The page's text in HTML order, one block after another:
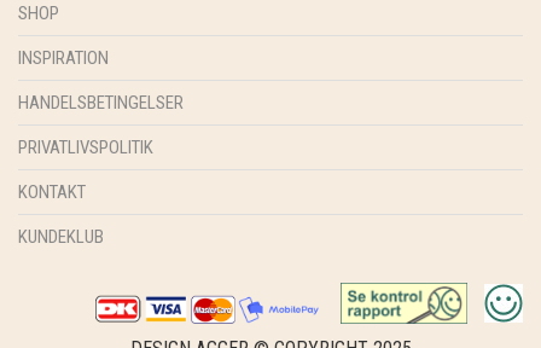
SHOP
INSPIRATION
HANDELSBETINGELSER
PRIVATLIVSPOLITIK
KONTAKT
KUNDEKLUB